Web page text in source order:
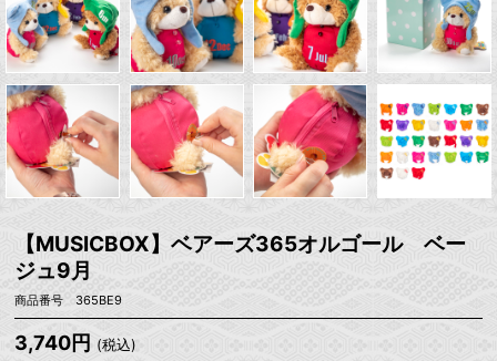
【MUSICBOX】ベアーズ365オルゴール ベー
ジュ9月
商品番号 365BE9
3,740円 (税込)